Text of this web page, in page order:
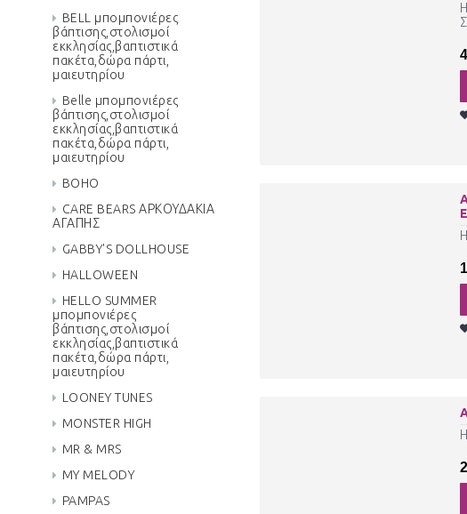
BELL μπομπονιέρες
βάπτισης,στολισμοί
εκκλησίας,βαπτιστικά
πακέτα,δώρα πάρτι,
μαιευτηρίου
Belle μπομπονιέρες
βάπτισης,στολισμοί
εκκλησίας,βαπτιστικά
πακέτα,δώρα πάρτι,
μαιευτηρίου
BOHO
CARE BEARS ΑΡΚΟΥΔΑΚΙΑ
ΑΓΑΠΗΣ
GABBY'S DOLLHOUSE
HALLOWEEN
HELLO SUMMER
μπομπονιέρες
βάπτισης,στολισμοί
εκκλησίας,βαπτιστικά
πακέτα,δώρα πάρτι,
μαιευτηρίου
LOONEY TUNES
MONSTER HIGH
MR & MRS
MY MELODY
PAMPAS